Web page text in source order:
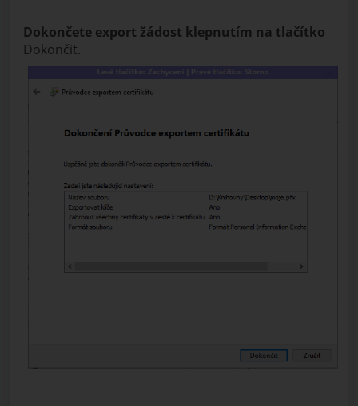
Dokončete export žádost klepnutím na tlačítko
Dokončit.